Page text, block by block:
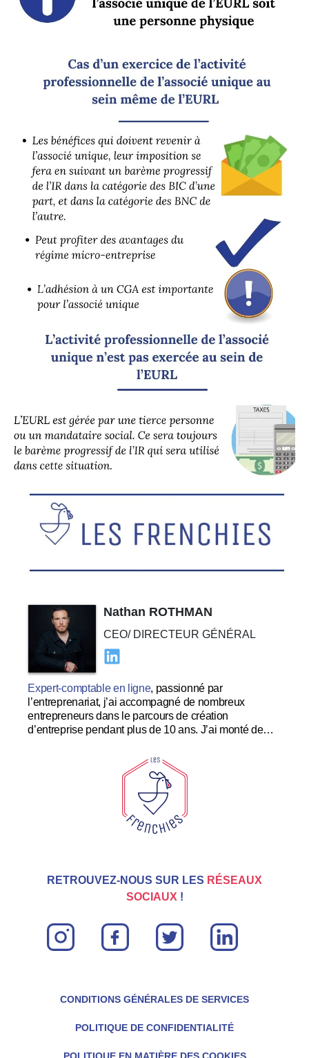
Nathan ROTHMAN
CEO/ DIRECTEUR GÉNÉRAL
Expert-comptable en ligne, passionné par
l’entreprenariat, j’ai accompagné de nombreux
entrepreneurs dans le parcours de création
d’entreprise pendant plus de 10 ans. J’ai monté de
concentrer dans le développement et l’expérience
utilisateur au sein des Tricolores.
RETROUVEZ-NOUS SUR LES RÉSEAUX
SOCIAUX !
instagram facebook twitter linkin
CONDITIONS GÉNÉRALES DE SERVICES
POLITIQUE DE CONFIDENTIALITÉ
POLITIQUE EN MATIÈRE DES COOKIES